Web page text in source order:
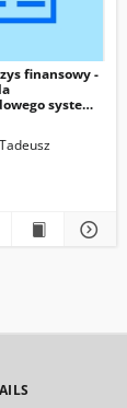
finansowy -
systemu